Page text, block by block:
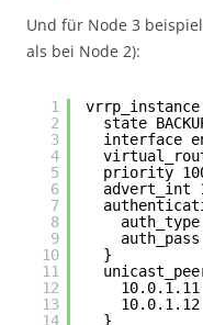
Und für Node 3
als bei Node 2):
1
2
3
4
5
6
7
8
9
10
11
12
13
14
state
interface
priority
advert_int
auth_type
auth_pass
}
10.0.1.11
10.0.1.12
}